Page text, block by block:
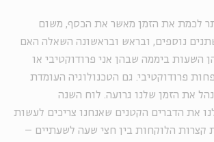
לכמת את הזמן מאשר את הכסף, משום
נוספים, ובראש ובראשונה השאלה האם
השעות ביממה שבהן אני פרודוקטיבי או
פרודוקטיבי. גם הטכנולוגיה העומדת
את הזמן שלנו גרועה. לוח השנה
את הדברים הקטנים שאנחנו צריכים לעשות
קצרות הלוקחות בין חצי שעה לשעתיים –